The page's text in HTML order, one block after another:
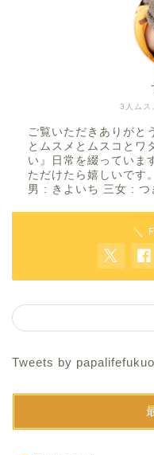
3人ムス
ご覧いただきありがと
とムスメとムスコとワ
い』日常を綴っていま
ただけたら嬉しいで
男 : きよいち 三女 : つ
＼
Tweets by